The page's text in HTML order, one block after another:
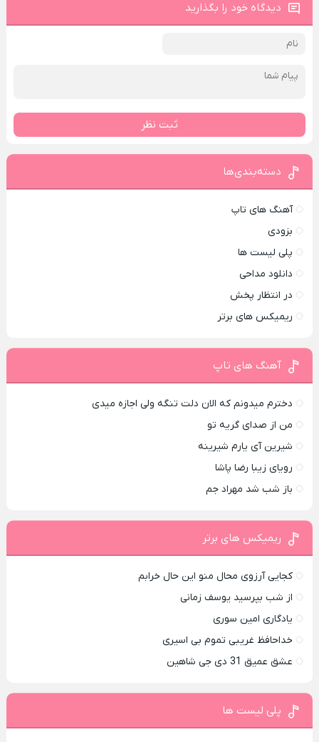
دیدگاه خود را بگذارید
ثبت نظر
دسته‌بندی‌ها
آهنگ های تاپ
بزودی
پلی لیست ها
دانلود مداحی
در انتظار پخش
ریمیکس های برتر
آهنگ های تاپ
دخترم میدونم که الان دلت تنگه ولی اجازه میدی
من از صدای گريه تو
شیرین آی یارم شیرینه
رویای زیبا رضا پاشا
باز شب شد مهراد جم
ریمیکس های برتر
کجایی آرزوی محال منو این حال خرابم
از شب بپرسید یوسف زمانی
یادگاری امین سوری
خداحافظ غریبی تموم بی اسیری
عشق عمیق 31 دی جی شاهین
پلی لیست ها